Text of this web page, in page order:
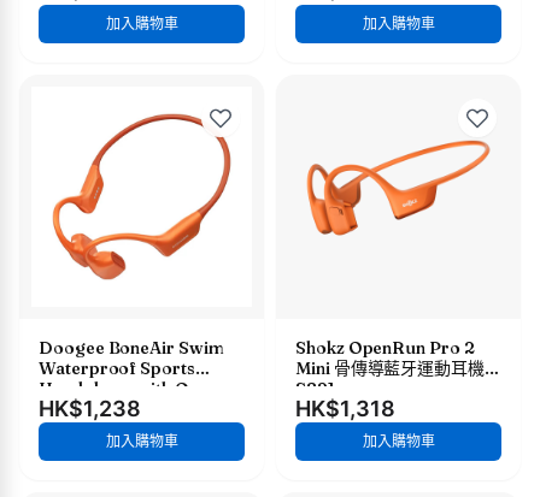
耳機
加入購物車 加入購物車
Doogee BoneAir Swim
Waterproof Sports
Headphone with Open-
Ear Design 防水骨傳導耳
機
HK$1,238
加入購物車
Shokz OpenRun Pro 2
Mini 骨傳導藍牙運動耳機
S821
HK$1,318
加入購物車